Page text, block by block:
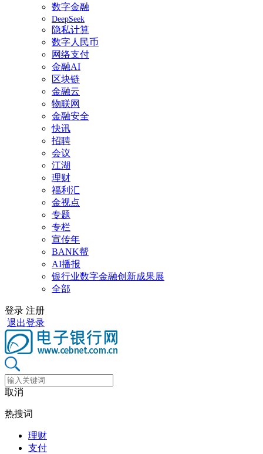
数字金融
DeepSeek
隐私计算
数字人民币
网络支付
金融AI
区块链
金融云
物联网
金融安全
快讯
招聘
会议
江湖
理财
福利汇
金视点
专题
专栏
宣传年
BANK帮
AI播报
银行业数字金融创新成果展
全部
登录 注册
退出登录
取消
热搜词
理财
支付